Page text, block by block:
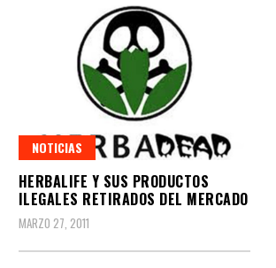
NOTICIAS
HERBALIFE Y SUS PRODUCTOS
ILEGALES RETIRADOS DEL MERCADO
MARZO 27, 2011